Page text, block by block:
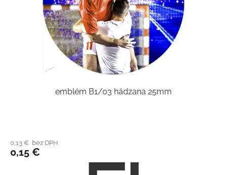
emblém B1/03 hádzana 25mm
0,13 € bez DPH
0,15 €